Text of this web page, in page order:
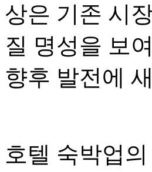
상은 기존 시
질 명성을 보
향후 발전에
호텔 숙박업